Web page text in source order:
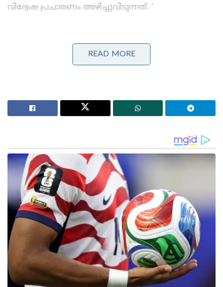
വിദ്വേഷ പ്രചാരണം അഴിച്ചുവിടുന്നത്. ‘
പാകിസ്താനിൽ ലഷ്കർ കമാൻഡർ കൊല്ലപ്പെട്ടു!’:
അജ്ഞാത തോക്കുധാരികളുടെ പേടിസ്വപ്നത്തിൽ
ഭീകരർ
കേന്ദ്രത്തിലെ നരേന്ദ്ര മോദി സർക്കാരിന്റെ
ഭരണകാലം എണ്ണപ്പെട്ടു കഴിഞ്ഞുവെന്നും വരും
ദിവസങ്ങളിൽ ബിജെപിക്ക് കേന്ദ്രത്തിൽ ഭരണം
നഷ്ടപ്പെടുമെന്നുമാണ് തോൽവി സമ്മതിക്കാൻ
കഴിയാത്ത മമത ബാനർജി ഇപ്പോൾ പ്രവചിക്കുന്നത്.
ബംഗാളിൽ വർഷങ്ങളായി തുടർന്നിരുന്ന അഴിമതിക്കും
അനധികൃത നിർമ്മാണങ്ങൾക്കും
ഗുണ്ടാരാജിനുമെതിരെ ശക്തമായ നടപടികളാണ്
പുതിയ ബിജെപി സർക്കാർ സ്വീകരിക്കുന്നത്. ഇതിന്റെ
ഭാഗമായി തിൽജാല, പാർക്ക് സർക്കസ് തുടങ്ങിയ
മേഖലകളിലെ അനധികൃത കെട്ടിടങ്ങൾക്കും ഹൗറ
READ MORE